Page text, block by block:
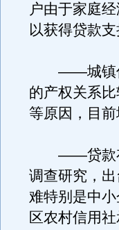
户由于家庭
以获得贷款支
——城镇住
的产权关系
等原因，目
——贷款存
调查研究，
难特别是中
区农村信用